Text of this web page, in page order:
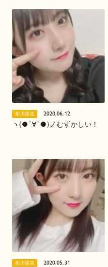
相川暖花 2020.06.12
ヽ(●´∀`●)ノむずかしい！
相川暖花 2020.05.31